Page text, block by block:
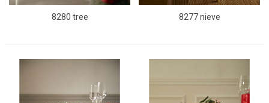
8280 tree 8277 nieve